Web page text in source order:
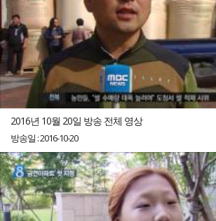
2016년 10월 20일 방송 전체 영상
방송일 : 2016-10-20